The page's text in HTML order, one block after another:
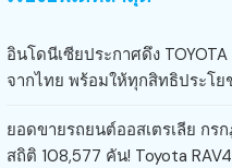
อินโดนีเซียประกาศดึง
จากไทย พร้อมให้ทุกสิทธิประโย
ยอดขายรถยนต์ออสเตรเลีย กร
สถิติ 108,577 คัน! Toyota